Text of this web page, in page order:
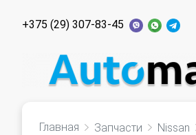
+375 (29) 307-83-45
Главная Запчасти Nissan